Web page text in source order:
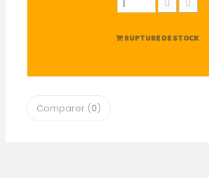
RUPTURE DE STOCK
Comparer (0)